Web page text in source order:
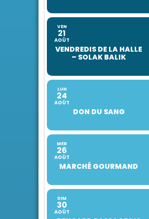
VEN
21
AOÛT
VENDREDIS DE LA HALLE
– SOLAK BALIK
LUN
24
AOÛT
DON DU SANG
MER
26
AOÛT
MARCHÉ GOURMAND
DIM
30
AOÛT